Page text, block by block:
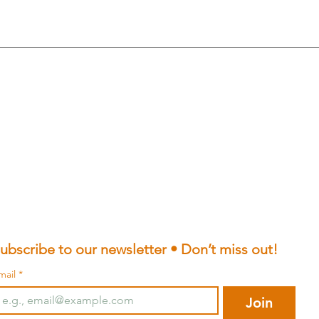
to our newsletter • Don’t miss out!
*
Join